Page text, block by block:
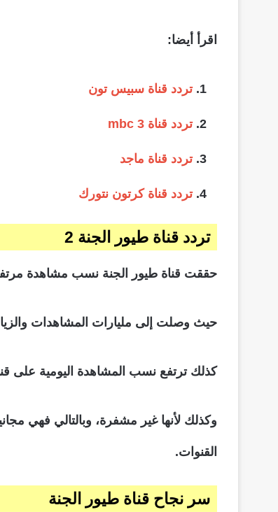
اقرأ أيضا:
تردد قناة سبيس تون
تردد قناة mbc 3
تردد قناة ماجد
تردد قناة كرتون نتورك
تردد قناة طيور الجنة 2
حققت قناة طيور الجنة نسب مشاهدة
حيث وصلت إلى مليارات المشاهدات
كذلك ترتفع نسب المشاهدة اليومية على
وكذلك لأنها غير مشفرة، وبالتالي فهي
القنوات.
سر نجاح قناة طيور الجنة